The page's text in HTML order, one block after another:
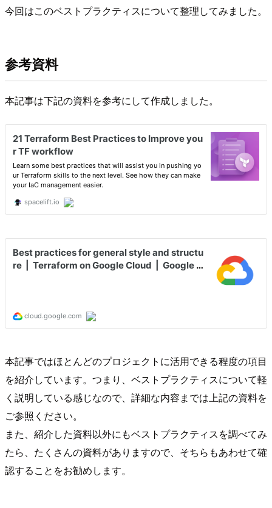
今回はこのベストプラクティスについて整理してみました。
参考資料
本記事は下記の資料を参考にして作成しました。
本記事ではほとんどのプロジェクトに活用できる程度の項目
を紹介しています。つまり、ベストプラクティスについて軽
く説明している感じなので、詳細な内容までは上記の資料を
ご参照ください。
また、紹介した資料以外にもベストプラクティスを調べてみ
たら、たくさんの資料がありますので、そちらもあわせて確
認することをお勧めします。